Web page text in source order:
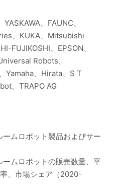
、FAUNC、
、KUKA、Mitsubishi
FUJIKOSHI、EPSON、
Robots、
Yamaha、Hirata、S T
、TRAPO AG
ムロボット製品およびサー
ムロボットの販売数量、平
、市場シェア（2020-